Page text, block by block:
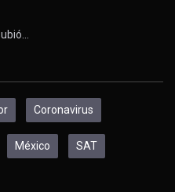
Coronavirus
México SAT